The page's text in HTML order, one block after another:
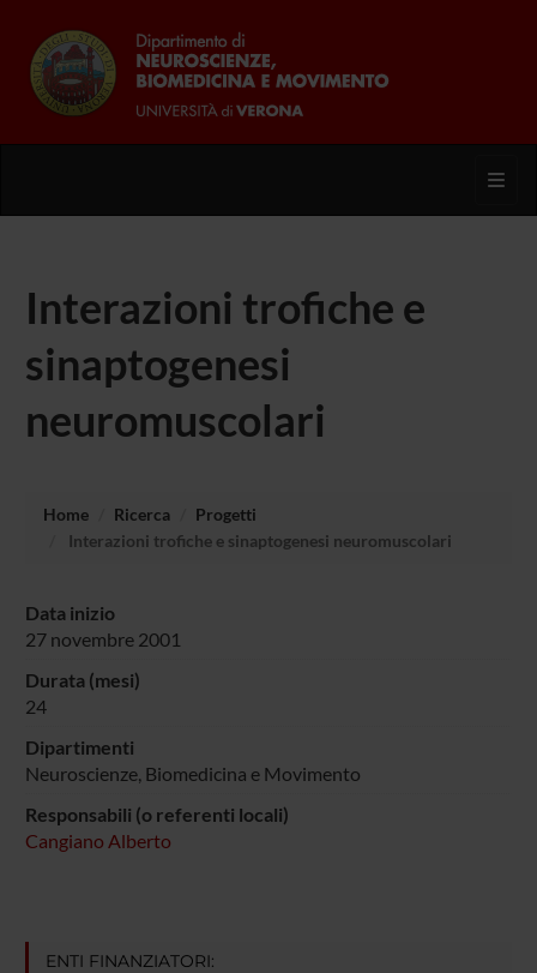
Interazioni trofiche e
sinaptogenesi
neuromuscolari
Home Ricerca
Progetti
Interazioni trofiche e sinaptogenesi neuromuscolari
Data inizio
27 novembre 2001
Durata (mesi)
24
Dipartimenti
Neuroscienze, Biomedicina e Movimento
Responsabili (o referenti locali)
Cangiano Alberto
ENTI FINANZIATORI: